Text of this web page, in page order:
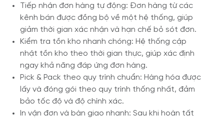
Tiếp nhận đơn hàng tự động: Đơn hàng từ các
kênh bán được đồng bộ về một hệ thống, giúp
giảm thời gian xác nhận và hạn chế bỏ sót đơn.
Kiểm tra tồn kho nhanh chóng: Hệ thống cập
nhật tồn kho theo thời gian thực, giúp xác định
ngay khả năng đáp ứng đơn hàng.
Pick & Pack theo quy trình chuẩn: Hàng hóa được
lấy và đóng gói theo quy trình thống nhất, đảm
bảo tốc độ và độ chính xác.
In vận đơn và bàn giao nhanh: Sau khi hoàn tất